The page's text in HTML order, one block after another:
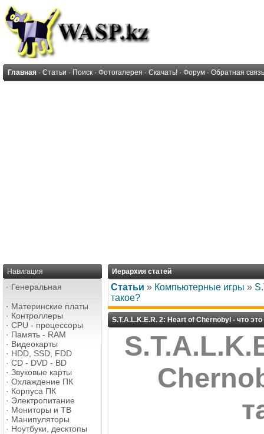
Главная · Статьи · Поиск · Фотогалерея · Скачать! · Форум · Обратная связь
Навигация
· Генеральная
· Материнские платы
· Контроллеры
· CPU - процессоры
· Память - RAM
· Видеокарты
· HDD, SSD, FDD
· CD - DVD - BD
· Звуковые карты
· Охлаждение ПК
· Корпуса ПК
· Электропитание
· Мониторы и ТВ
· Манипуляторы
· Ноутбуки, десктопы
Иерархия статей
Статьи » Компьютерные игры »
такое?
S.T.A.L.K.E.R. 2: Heart of Chernobyl - что это